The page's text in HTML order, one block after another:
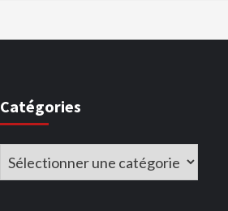
Catégories
Catégories